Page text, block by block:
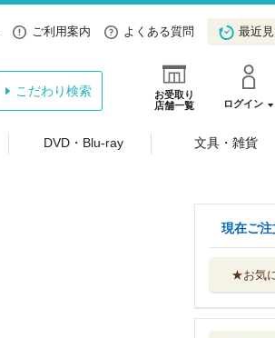
ご利用案内 よくある質問 最近
お受取り
店舗一覧
ログイン
こだわり検索
DVD・Blu-ray 文具・雑貨
現在ご
★お気
指
評